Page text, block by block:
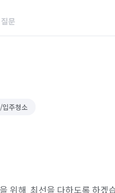
문
입주청소
위해  최선을 다하도록 하겠